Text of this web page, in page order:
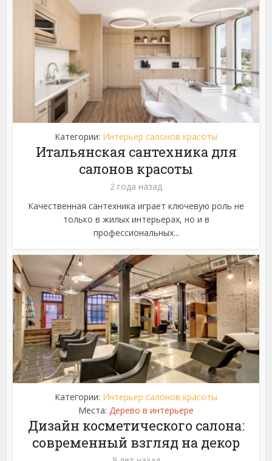
Категории: Интерьер салонов красоты
Итальянская сантехника для
салонов красоты
2 года назад
Качественная сантехника играет ключевую роль не
только в жилых интерьерах, но и в
профессиональных...
Категории: Интерьер салонов красоты
Места: Дерево в интерьере
Дизайн косметического салона:
современный взгляд на декор